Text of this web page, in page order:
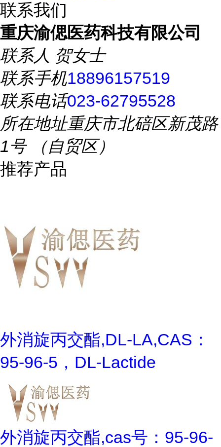
联系我们
重庆渝偲医药科技有限公司
联系人 贺女士
联系手机18896157519
联系电话023-62795528
所在地址重庆市北碚区新茂路
1号 （自贸区）
推荐产品
外消旋丙交酯,DL-LA,CAS：
95-96-5，DL-Lactide
外消旋丙交酯,cas号：95-96-